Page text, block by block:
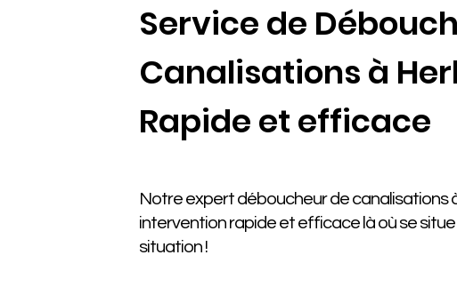
Service de
Canalisations à
Rapide et efficace
Notre expert déboucheur de canalisations
intervention rapide et efficace là où se
situation !